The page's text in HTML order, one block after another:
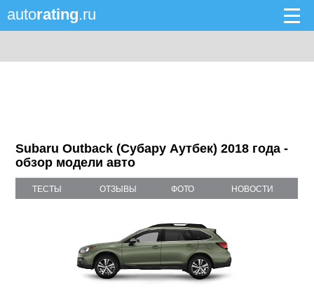
autorating.ru
Subaru Outback (Субару Аутбек) 2018 года -
обзор модели авто
ТЕСТЫ ОТЗЫВЫ ФОТО НОВОСТИ